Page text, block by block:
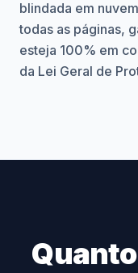
blindada em
todas as páginas,
esteja 100% em
da Lei Geral de